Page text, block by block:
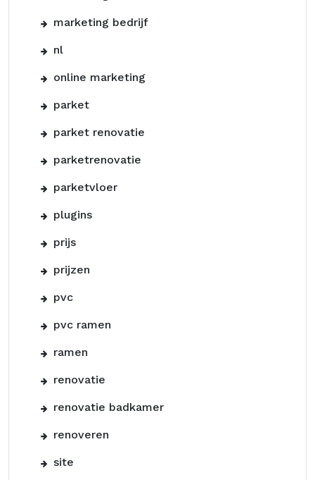
marketing bedrijf
nl
online marketing
parket
parket renovatie
parketrenovatie
parketvloer
plugins
prijs
prijzen
pvc
pvc ramen
ramen
renovatie
renovatie badkamer
renoveren
site